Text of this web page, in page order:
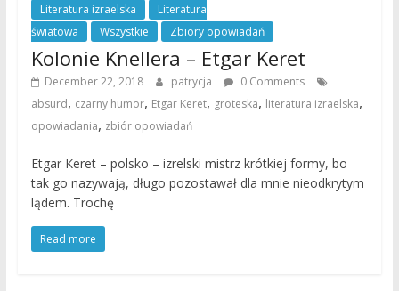
Literatura izraelska
Literatura
światowa
Wszystkie Zbiory opowiadań
Kolonie Knellera – Etgar Keret
December 22, 2018 patrycja
0 Comments
absurd, czarny humor, Etgar Keret, groteska, literatura izraelska,
opowiadania, zbiór opowiadań
Etgar Keret – polsko – izrelski mistrz krótkiej formy, bo
tak go nazywają, długo pozostawał dla mnie nieodkrytym
lądem. Trochę
Read more